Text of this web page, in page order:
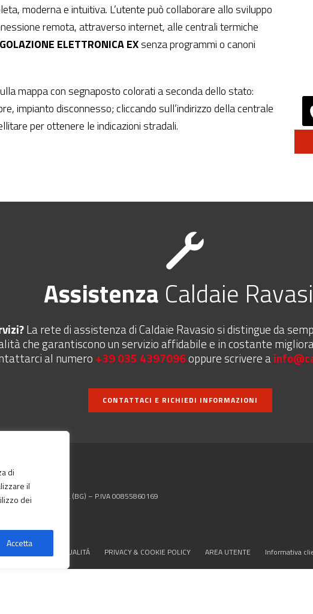
di
il
dei
Accetta
moderna e intuitiva. L’utente può collaborare allo sviluppo
remota, attraverso internet, alle centrali termiche
ELETTRONICA EXsenza programmi o canoni
mappa con segnaposto colorati a seconda dello stato:
impianto disconnesso; cliccando sull’indirizzo della centrale
per ottenere le indicazioni stradali.
Assistenza Caldaie
La rete di assistenza di Caldaie Ravasio si distingue da
che garantiscono un servizio affidabile e in costante
al numero +39 035 4397096oppure scrivere a
CONTATTACI E RICHIEDI INFORMAZIONI
Calusco d’Adda (BG) – P.IVA 00855860169
POLITICA PER LA QUALITÁ PRIVACY & COOKIE POLICY AREA UTENTE Informativa